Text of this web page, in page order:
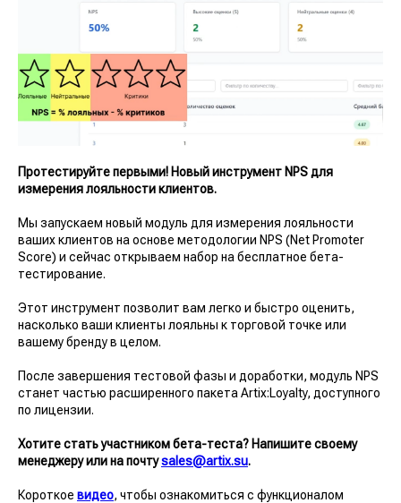
Протестируйте первыми! Новый инструмент NPS для
измерения лояльности клиентов.
Мы запускаем новый модуль для измерения лояльности
ваших клиентов на основе методологии NPS (Net Promoter
Score) и сейчас открываем набор на бесплатное бета-
тестирование.
Этот инструмент позволит вам легко и быстро оценить,
насколько ваши клиенты лояльны к торговой точке или
вашему бренду в целом.
После завершения тестовой фазы и доработки, модуль NPS
станет частью расширенного пакета Artix:Loyalty, доступного
по лицензии.
Хотите стать участником бета-теста? Напишите своему
менеджеру или на почтуsales@artix.su.
Короткое видео, чтобы ознакомиться с функционалом